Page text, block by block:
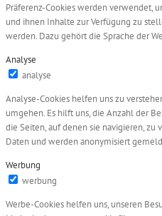
Präferenz-Cookies werden verwendet,
und ihnen Inhalte zur Verfügung zu
werden. Dazu gehört die Sprache der
Analyse
analyse
Analyse-Cookies helfen uns zu
umgehen. Es hilft uns, die Anzahl der
die Seiten, auf denen sie navigieren, zu
Daten und werden anonymisiert
Werbung
werbung
Werbe-Cookies helfen uns, unseren